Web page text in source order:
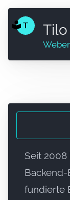
Seit
fundierte